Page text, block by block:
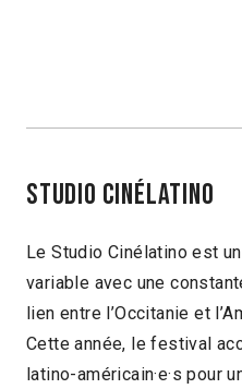
STudio Cinélatino
Le Studio Cinélatino est
variable avec une
lien entre l’Occitanie et
Cette année, le festival
latino-américain·e·s pour